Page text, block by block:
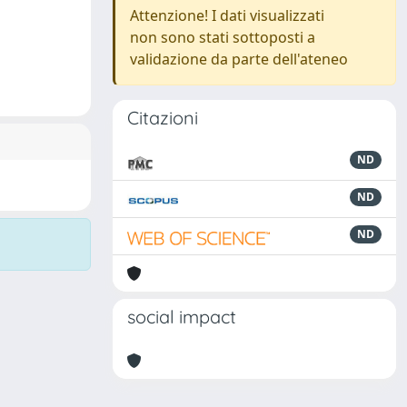
Attenzione! I dati visualizzati
non sono stati sottoposti a
validazione da parte dell'ateneo
Citazioni
ND
ND
ND
social impact